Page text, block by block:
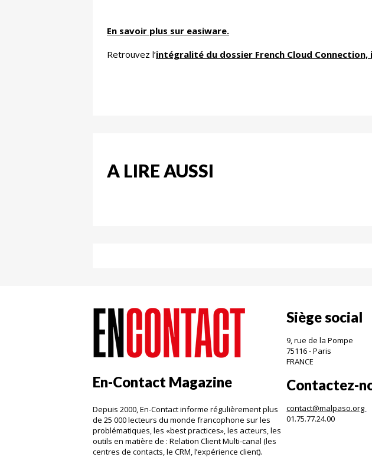
En savoir plus sur easiware.
Retrouvez l’intégralité du dossier French Cloud Connection,
A LIRE AUSSI
En-Contact Magazine
Depuis 2000, En-Contact informe régulièrement plus
de 25 000 lecteurs du monde francophone sur les
problématiques, les «best practices», les acteurs, les
outils en matière de : Relation Client Multi-canal (les
centres de contacts, le CRM, l’expérience client).
Siège social
9, rue de la Pompe
75116 - Paris
FRANCE
Contactez-
contact@malpaso.org
01.75.77.24.00